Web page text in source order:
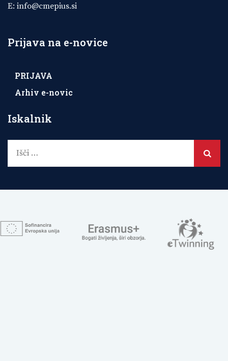
E: info@cmepius.si
Prijava na e-novice
PRIJAVA
Arhiv e-novic
Iskalnik